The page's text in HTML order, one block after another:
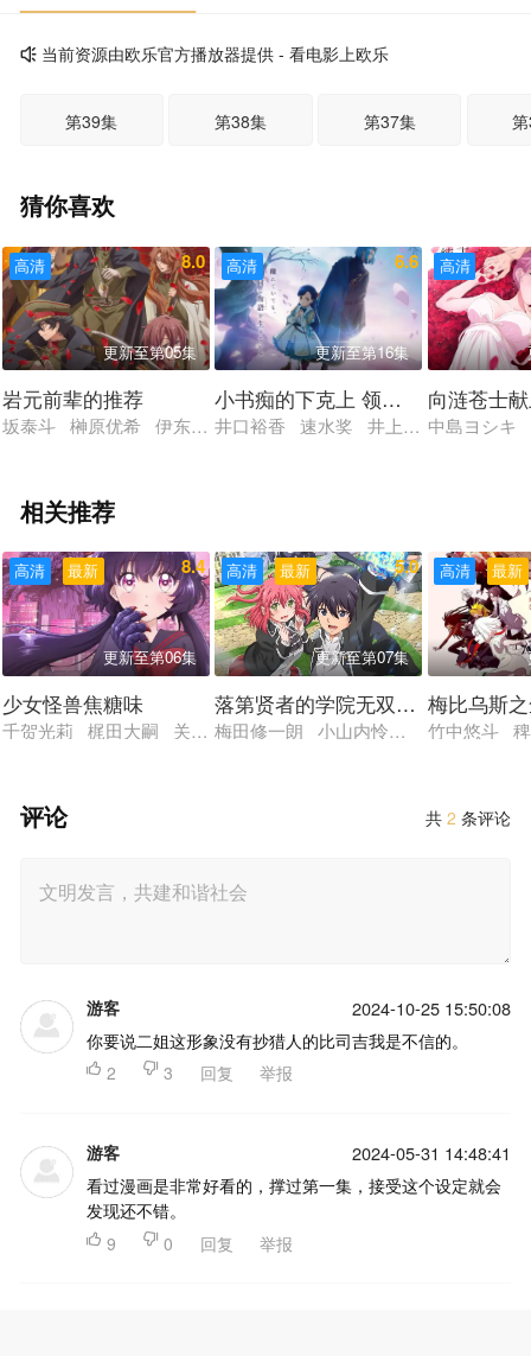
当前资源由欧乐官方播放器提供 - 看电影上欧乐
第39集 第38集 第37集
猜你喜欢
高清 8.0
更新至第05集
岩元前辈的推荐
坂泰斗 榊原优希 伊东健人 石田彰 福西胜也 永冢拓马 佐藤
高清 6.6
更新至第16集
小书痴的下克上 领主的养女
井口裕香 速水奖 井上和彦 高山南
高清
向涟苍士
中島ヨシ
相关推荐
最新
高清 8.4
更新至第06集
少女怪兽焦糖味
千贺光莉 梶田大嗣 关根明良 白石晴香 三石琴乃
最新
高清 5.0
更新至第07集
落第贤者的学院无双 第二回转生
梅田修一朗 小山内怜央 白石晴香
最新
高清
梅比乌斯
竹中悠斗
共2 条评论
评论
游客 2024-10-25 15:50:08
你要说二姐这形象没有抄猎人的比司吉我是不信的。
 2  3 回复 举报
游客 2024-05-31 14:48:41
看过漫画是非常好看的，撑过第一集，接受这个设定就会
发现还不错。
 9  0 回复 举报